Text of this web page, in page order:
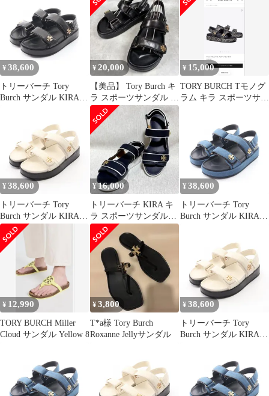
ツサンダル 144328 7M
24cm ホワイト シュー
ズ 箱付き
7.5M ベージュ 159919
¥ 38,600
トリーバーチ Tory
Burch サンダル KIRA
レザー サンダル レディ
ース 新品
¥20,000
【美品】 Tory Burch キ
ラ スポーツサンダル レ
ザー ブラック US7
¥ 15,000
TORY BURCH Tモノグ
ラム キラ スポーツサン
¥ 38,600
トリーバーチ Tory
Burch サンダル KIRA
SPORT SANDAL キラ
スポーツ サンダル
1443281045/ レザー サ
ンダル レディース 新品
¥16,000
トリーバーチ KIRA キ
ラ スポーツサンダル
7.5M ネイビー ホワイ
ト
¥ 38,600
トリーバーチ Tory
Burch サンダル KIRA
1589544017 デニム サン
ダル レディース 新品
¥ 12,990
TORY BURCH Miller
Cloud サンダル Yellow 8
¥3,800
T*a様 Tory Burch
Roxanne Jellyサンダル
¥ 38,600
トリーバーチ Tory
Burch サンダル KIRA
レザー サンダル レディ
ース 新品